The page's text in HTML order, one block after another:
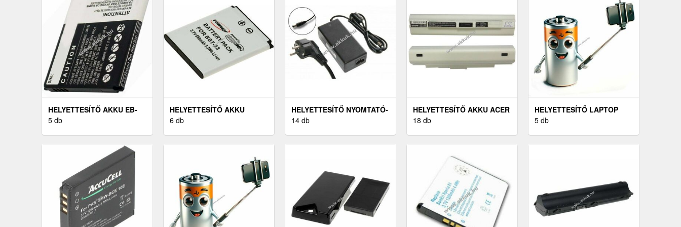
HELYETTESÍTŐ AKKU EB-
L1H9KLABXAR
5 db
HELYETTESÍTŐ AKKU
SONY-ERICSSON W890I
6 db
HELYETTESÍTŐ NYOMTATÓ-
HÁLÓZATI ADAPTER
14 db
HELYETTESÍTŐ AKKU ACER
ASPIRE ONE 531
18 db
HELYETTESÍTŐ LAPTOP
AKKU HP ZBOOK 15U G4
5 db